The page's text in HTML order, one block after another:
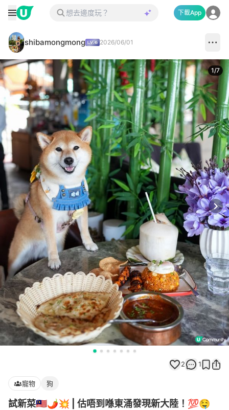
下載App
shibamongmong 2026/06/01
1/7
2 1
寵物 狗
試新菜🇲🇾🌶️💥 | 估唔到喺東涌發現新大陸！💯🤤